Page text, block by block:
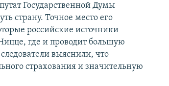
Государственной Думы
страну. Точное место его
российские источники
где и проводит большую
выяснили, что
страхования и значительную